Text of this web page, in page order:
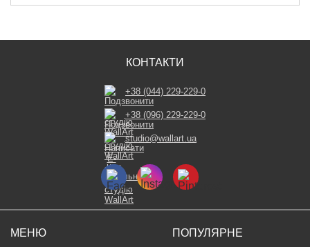
МЕНЮ ПОПУЛЯРНЕ
КОНТАКТИ
+38 (044) 229-229-0
+38 (096) 229-229-0
studio@wallart.ua